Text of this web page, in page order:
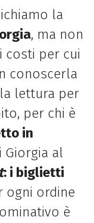
la
, ma non
costi per cui
conoscerla
lettura per
per chi è
in
Giorgia al
: i biglietti
ogni ordine
è